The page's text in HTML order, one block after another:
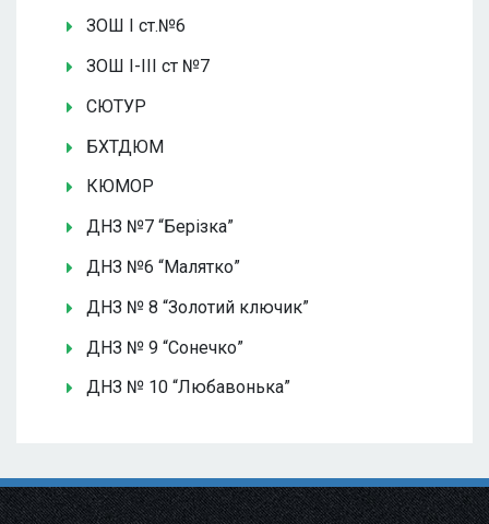
ЗОШ І ст.№6
ЗОШ І-ІІІ ст №7
СЮТУР
БХТДЮМ
КЮМОР
ДНЗ №7 “Берізка”
ДНЗ №6 “Малятко”
ДНЗ № 8 “Золотий ключик”
ДНЗ № 9 “Сонечко”
ДНЗ № 10 “Любавонька”